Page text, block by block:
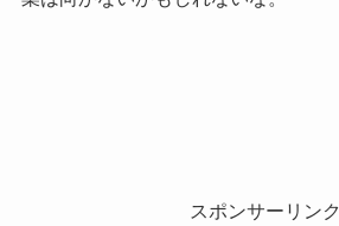
スポンサーリンク